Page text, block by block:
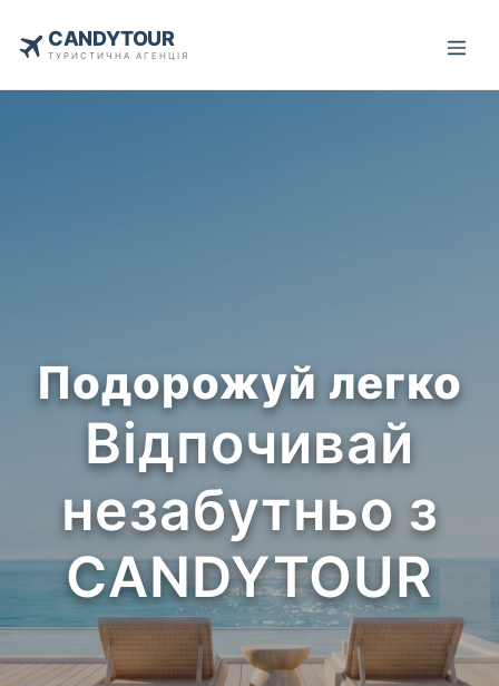
CANDYTOUR
ТУРИСТИЧНА АГЕНЦІЯ
Подорожуй легко
Відпочивай
незабутньо з
CANDYTOUR